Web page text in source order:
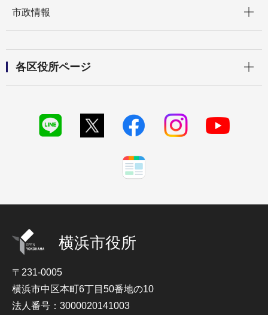
市政情報
各区役所ページ
横浜市役所
〒231-0005
横浜市中区本町6丁目50番地の10
法人番号：3000020141003